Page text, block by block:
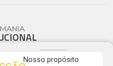
Nosso propósito